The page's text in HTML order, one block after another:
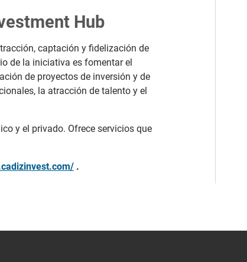
Hub
captación y fidelización de
de la iniciativa es fomentar el
de proyectos de inversión y de
la atracción de talento y el
y el privado. Ofrece servicios que
.